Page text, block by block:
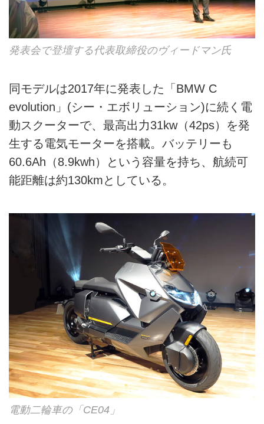
発表会で登壇する代表取締役のヴィードマン氏
同モデルは2017年に発表した「BMW C
evolution」(シー・エボリューション)に続く電
動スクーターで、最高出力31kw（42ps）を発
生する電気モーターを搭載。バッテリーも
60.6Ah（8.9kwh）という容量を持ち、航続可
能距離は約130kmとしている。
電動二輪車の「CE04」